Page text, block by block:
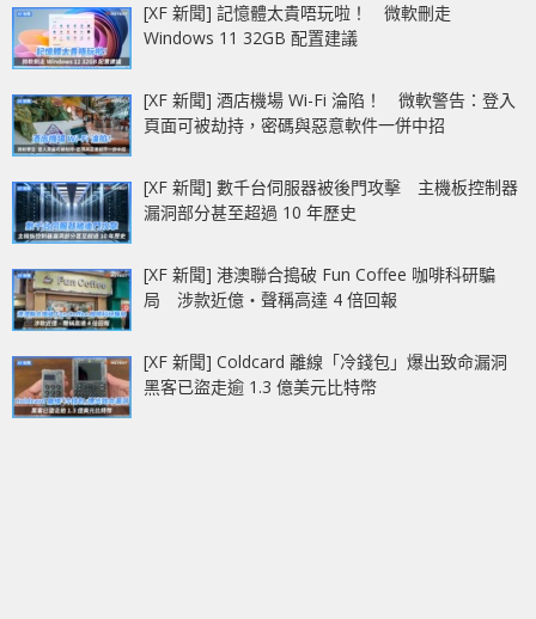
[XF 新聞] 記憶體太貴唔玩啦！ 微軟刪走
Windows 11 32GB 配置建議
[XF 新聞] 酒店機場 Wi-Fi 淪陷！ 微軟警告：登入
頁面可被劫持，密碼與惡意軟件一併中招
[XF 新聞] 數千台伺服器被後門攻擊 主機板控制器
漏洞部分甚至超過 10 年歷史
[XF 新聞] 港澳聯合搗破 Fun Coffee 咖啡科研騙
局 涉款近億‧聲稱高達 4 倍回報
[XF 新聞] Coldcard 離線「冷錢包」爆出致命漏洞
黑客已盜走逾 1.3 億美元比特幣